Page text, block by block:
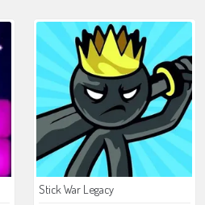
Stick War Legacy